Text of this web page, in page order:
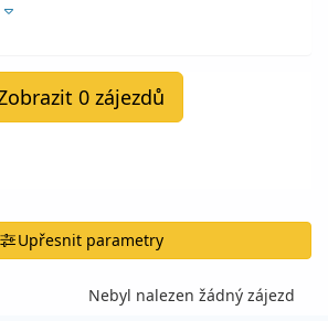
0 zájezdů
Upřesnit parametry
Nebyl nalezen žádný zájezd